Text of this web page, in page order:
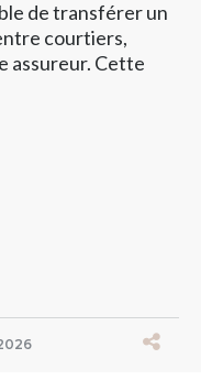
de transférer un
courtiers,
assureur. Cette